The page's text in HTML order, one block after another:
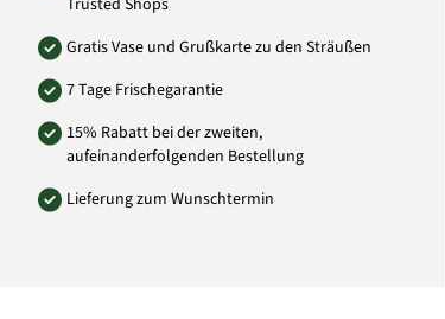
Gratis Vase und Grußkarte zu den Sträußen
7 Tage Frischegarantie
15% Rabatt bei der zweiten,
aufeinanderfolgenden Bestellung
Lieferung zum Wunschtermin